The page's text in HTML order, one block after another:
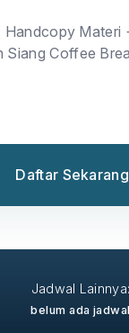
Handcopy Materi
Siang Coffee
Daftar
Jadwal Lainnya:
belum ada jadwal